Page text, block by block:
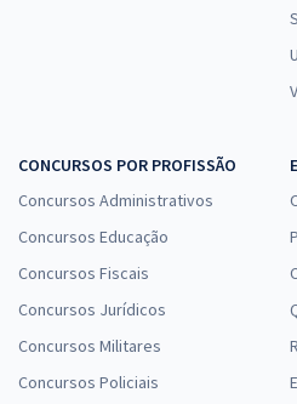
CONCURSOS POR PROFISSÃO
Concursos Administrativos
Concursos Educação
Concursos Fiscais
Concursos Jurídicos
Concursos Militares
Concursos Policiais